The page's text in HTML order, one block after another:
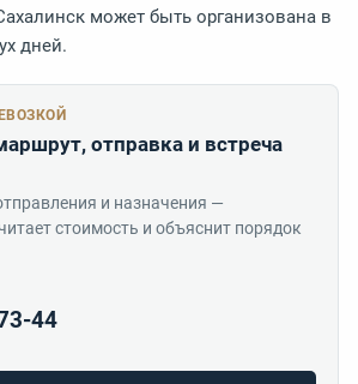
может быть организована в
дней.
отправка и встреча
и назначения —
стоимость и объяснит порядок
44